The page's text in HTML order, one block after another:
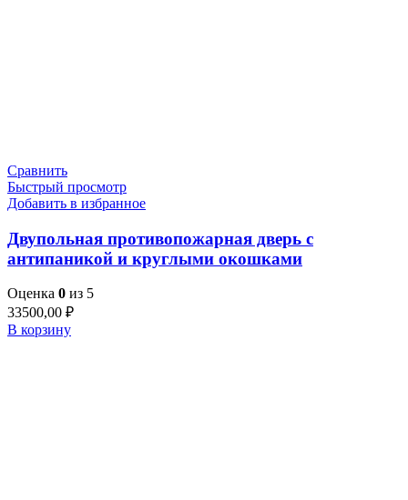
Сравнить
Быстрый просмотр
Добавить в избранное
Двупольная противопожарная дверь с
антипаникой и круглыми окошками
Оценка 0 из 5
33500,00 ₽
В корзину